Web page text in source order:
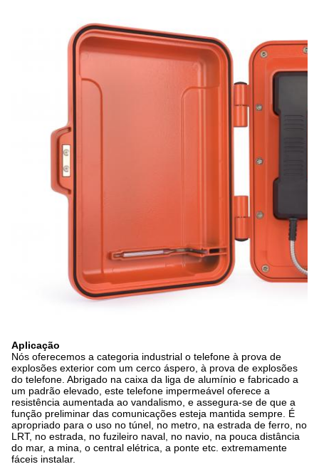
Aplicação
Nós oferecemos a categoria industrial o telefone à prova de
explosões exterior com um cerco áspero, à prova de explosões
do telefone. Abrigado na caixa da liga de alumínio e fabricado a
um padrão elevado, este telefone impermeável oferece a
resistência aumentada ao vandalismo, e assegura-se de que a
função preliminar das comunicações esteja mantida sempre. É
apropriado para o uso no túnel, no metro, na estrada de ferro, no
LRT, no estrada, no fuzileiro naval, no navio, na pouca distância
do mar, a mina, o central elétrica, a ponte etc. extremamente
fáceis instalar.